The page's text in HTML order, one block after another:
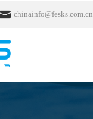
chinainfo@fesks.com.cn